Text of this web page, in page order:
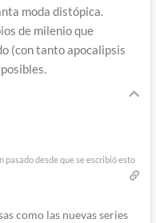
moda distópica.
de milenio que
(con tanto apocalipsis
pasado desde que se escribió esto
como las nuevas series